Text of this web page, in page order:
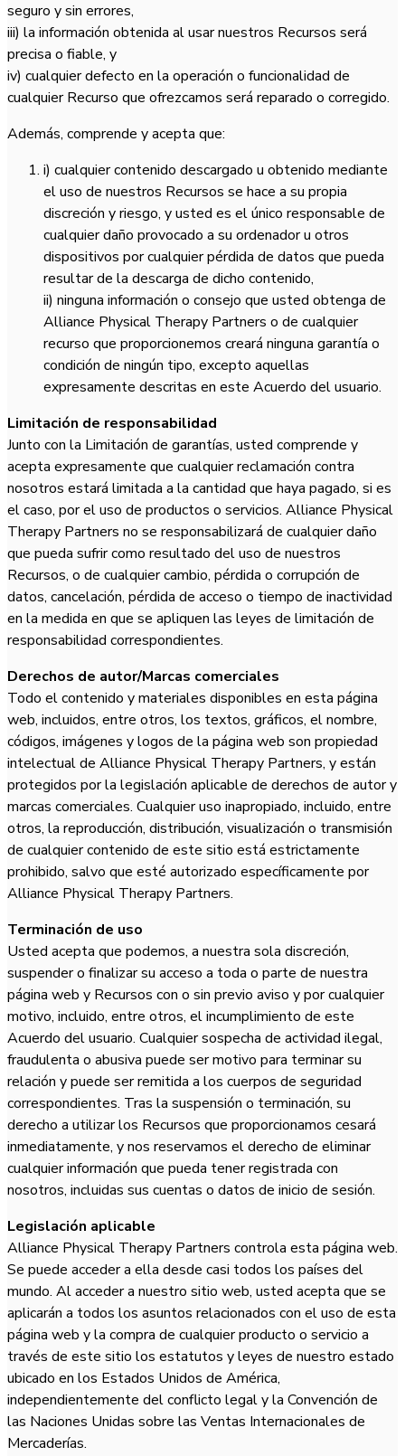
seguro y sin errores,
iii) la información obtenida al usar nuestros Recursos será
precisa o fiable, y
iv) cualquier defecto en la operación o funcionalidad de
cualquier Recurso que ofrezcamos será reparado o corregido.
Además, comprende y acepta que:
i) cualquier contenido descargado u obtenido mediante
el uso de nuestros Recursos se hace a su propia
discreción y riesgo, y usted es el único responsable de
cualquier daño provocado a su ordenador u otros
dispositivos por cualquier pérdida de datos que pueda
resultar de la descarga de dicho contenido,
ii) ninguna información o consejo que usted obtenga de
Alliance Physical Therapy Partners o de cualquier
recurso que proporcionemos creará ninguna garantía o
condición de ningún tipo, excepto aquellas
expresamente descritas en este Acuerdo del usuario.
Limitación de responsabilidad
Junto con la Limitación de garantías, usted comprende y
acepta expresamente que cualquier reclamación contra
nosotros estará limitada a la cantidad que haya pagado, si es
el caso, por el uso de productos o servicios. Alliance Physical
Therapy Partners no se responsabilizará de cualquier daño
que pueda sufrir como resultado del uso de nuestros
Recursos, o de cualquier cambio, pérdida o corrupción de
datos, cancelación, pérdida de acceso o tiempo de inactividad
en la medida en que se apliquen las leyes de limitación de
responsabilidad correspondientes.
Derechos de autor/Marcas comerciales
Todo el contenido y materiales disponibles en esta página
web, incluidos, entre otros, los textos, gráficos, el nombre,
códigos, imágenes y logos de la página web son propiedad
intelectual de Alliance Physical Therapy Partners, y están
protegidos por la legislación aplicable de derechos de autor y
marcas comerciales. Cualquier uso inapropiado, incluido, entre
otros, la reproducción, distribución, visualización o transmisión
de cualquier contenido de este sitio está estrictamente
prohibido, salvo que esté autorizado específicamente por
Alliance Physical Therapy Partners.
Terminación de uso
Usted acepta que podemos, a nuestra sola discreción,
suspender o finalizar su acceso a toda o parte de nuestra
página web y Recursos con o sin previo aviso y por cualquier
motivo, incluido, entre otros, el incumplimiento de este
Acuerdo del usuario. Cualquier sospecha de actividad ilegal,
fraudulenta o abusiva puede ser motivo para terminar su
relación y puede ser remitida a los cuerpos de seguridad
correspondientes. Tras la suspensión o terminación, su
derecho a utilizar los Recursos que proporcionamos cesará
inmediatamente, y nos reservamos el derecho de eliminar
cualquier información que pueda tener registrada con
nosotros, incluidas sus cuentas o datos de inicio de sesión.
Legislación aplicable
Alliance Physical Therapy Partners controla esta página web.
Se puede acceder a ella desde casi todos los países del
mundo. Al acceder a nuestro sitio web, usted acepta que se
aplicarán a todos los asuntos relacionados con el uso de esta
página web y la compra de cualquier producto o servicio a
través de este sitio los estatutos y leyes de nuestro estado
ubicado en los Estados Unidos de América,
independientemente del conflicto legal y la Convención de
las Naciones Unidas sobre las Ventas Internacionales de
Mercaderías.